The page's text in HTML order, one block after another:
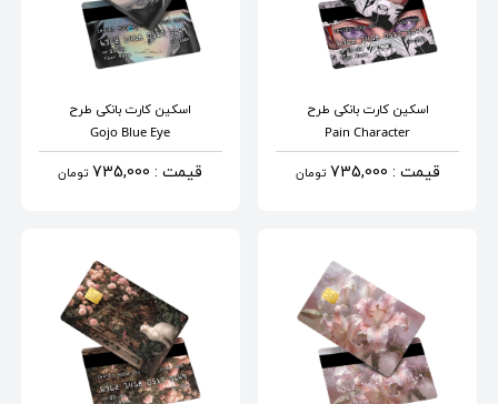
اسکین کارت بانکی طرح
Pain Character
قیمت : 735,000 تومان
اسکین کارت بانکیطرح
Gojo Blue Eye
قیمت : 735,000 تومان